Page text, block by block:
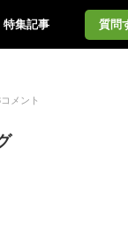
特集記事 質問
コメント